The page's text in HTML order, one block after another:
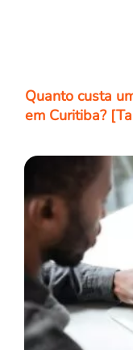
Quanto custa
em Curitiba?